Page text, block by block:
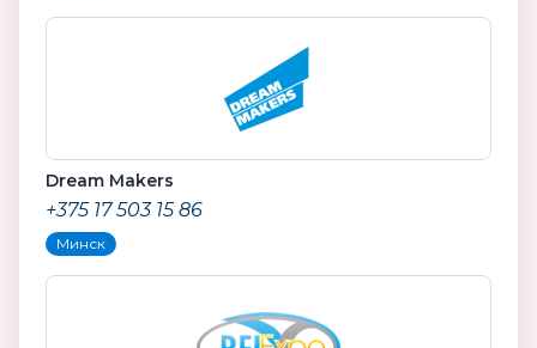
Dream Makers
+375 17 503 15 86
Минск